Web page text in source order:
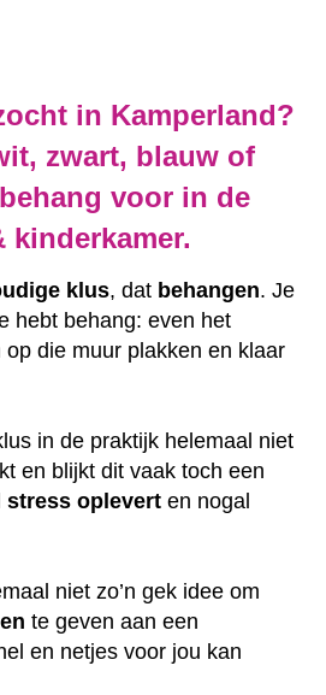
in Kamperland?
zwart, blauw of
voor in de
kinderkamer.
klus, dat behangen. Je
hebt behang: even het
die muur plakken en klaar
in de praktijk helemaal niet
en blijkt dit vaak toch een
stress oplevert en nogal
niet zo’n gek idee om
te geven aan een
en netjes voor jou kan